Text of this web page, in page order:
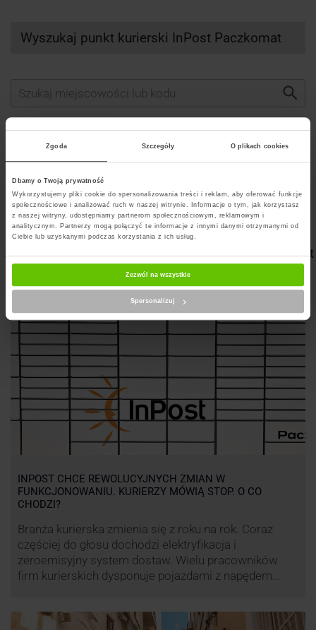
Zgoda Szczegóły O plikach cookies
Dbamy o Twoją prywatność
Wykorzystujemy pliki cookie do spersonalizowania treści i reklam, aby oferować funkcje
społecznościowe i analizować ruch w naszej witrynie. Informacje o tym, jak korzystasz
z naszej witryny, udostępniamy partnerom społecznościowym, reklamowym i
analitycznym. Partnerzy mogą połączyć te informacje z innymi danymi otrzymanymi od
Ciebie lub uzyskanymi podczas korzystania z ich usług.
Zezwól na wszystkie
Spersonalizuj
Wyszukaj punkt kurierski InPost Paczkomat
Szukaj punktu
Artykuły na blogu powiązane z InPost Paczkomat
INPOST CHCE REWOLUCYJNYCH ZMIAN W
FUNKCJONOWANIU. KURIERZY MÓWIĄ STOP. O CO
CHODZI?
Branża kurierska zmienia się z roku na rok. Coraz
częściej do głosu dochodzi elektryfikacja i
zeroemisyjny system dostaw. Wielu pracowników
firm kurierskich dysponuje pojazdami z napędem
ale też sposobie rozliczania pracy postanowił